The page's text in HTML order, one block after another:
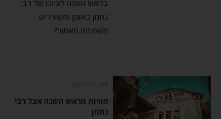
בראש השנה לציונו של רבי
נחמן באומן ומשאירים
משפחות מאחור?
אומן ראש השנה
חוויות מראש השנה אצל רבי
נחמן